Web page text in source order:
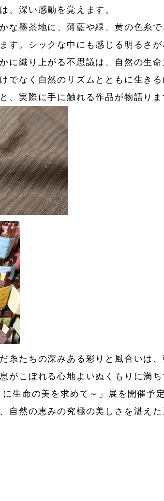
、深い感動を覚えます。
な墨茶地に、薄藍や緑、黄の色糸
す。シックな中にも感じる明るさ
に織り上がる不思議は、自然の生
でなく自然のリズムとともに生き
、実際に手に触れる作品が物語りま
糸たちの深みある彩りと風合いは
がこぼれる心地よいぬくもりに満
生命の美を求めて～」展を開催予
自然の恵みの究極の美しさを湛え